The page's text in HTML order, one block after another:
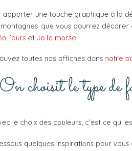
apporter une touche graphique à la
que vous pourrez
l’ours et Jo le morse !
toutes nos affiches dans notre
choisit le type de
le choix des couleurs, c’est ce qui
quelques inspirations pour vous